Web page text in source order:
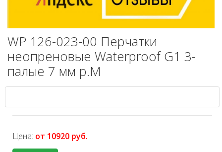
WP 126-023-00 Перчатки
неопреновые Waterproof G1 3-
палые 7 мм р.M
Цена: от 10920 руб.